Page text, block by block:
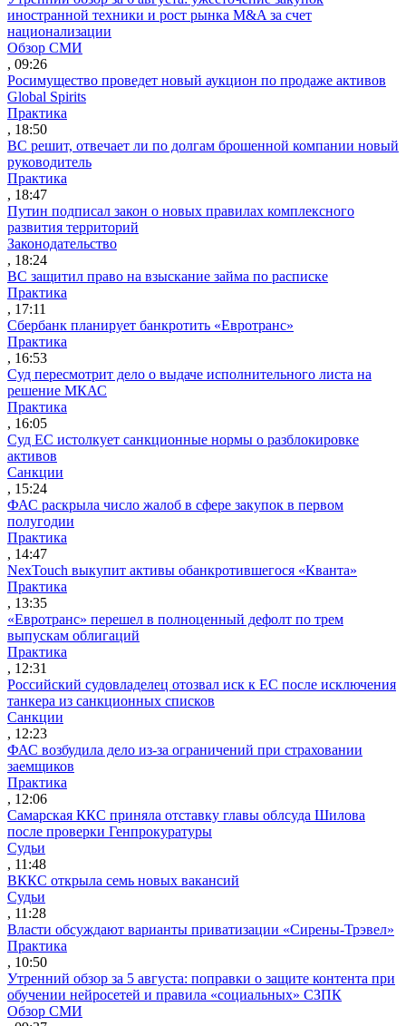
иностранной техники и рост рынка M&A за счет
национализации
Обзор СМИ
, 09:26
Росимущество проведет новый аукцион по продаже активов
Global Spirits
Практика
, 18:50
ВС решит, отвечает ли по долгам брошенной компании новый
руководитель
Практика
, 18:47
Путин подписал закон о новых правилах комплексного
развития территорий
Законодательство
, 18:24
ВС защитил право на взыскание займа по расписке
Практика
, 17:11
Сбербанк планирует банкротить «Евротранс»
Практика
, 16:53
Суд пересмотрит дело о выдаче исполнительного листа на
решение МКАС
Практика
, 16:05
Суд ЕС истолкует санкционные нормы о разблокировке
активов
Санкции
, 15:24
ФАС раскрыла число жалоб в сфере закупок в первом
полугодии
Практика
, 14:47
NexTouch выкупит активы обанкротившегося «Кванта»
Практика
, 13:35
«Евротранс» перешел в полноценный дефолт по трем
выпускам облигаций
Практика
, 12:31
Российский судовладелец отозвал иск к ЕС после исключения
танкера из санкционных списков
Санкции
, 12:23
ФАС возбудила дело из-за ограничений при страховании
заемщиков
Практика
, 12:06
Самарская ККС приняла отставку главы облсуда Шилова
после проверки Генпрокуратуры
Судьи
, 11:48
ВККС открыла семь новых вакансий
Судьи
, 11:28
Власти обсуждают варианты приватизации «Сирены-Трэвел»
Практика
, 10:50
Утренний обзор за 5 августа: поправки о защите контента при
обучении нейросетей и правила «социальных» СЗПК
Обзор СМИ